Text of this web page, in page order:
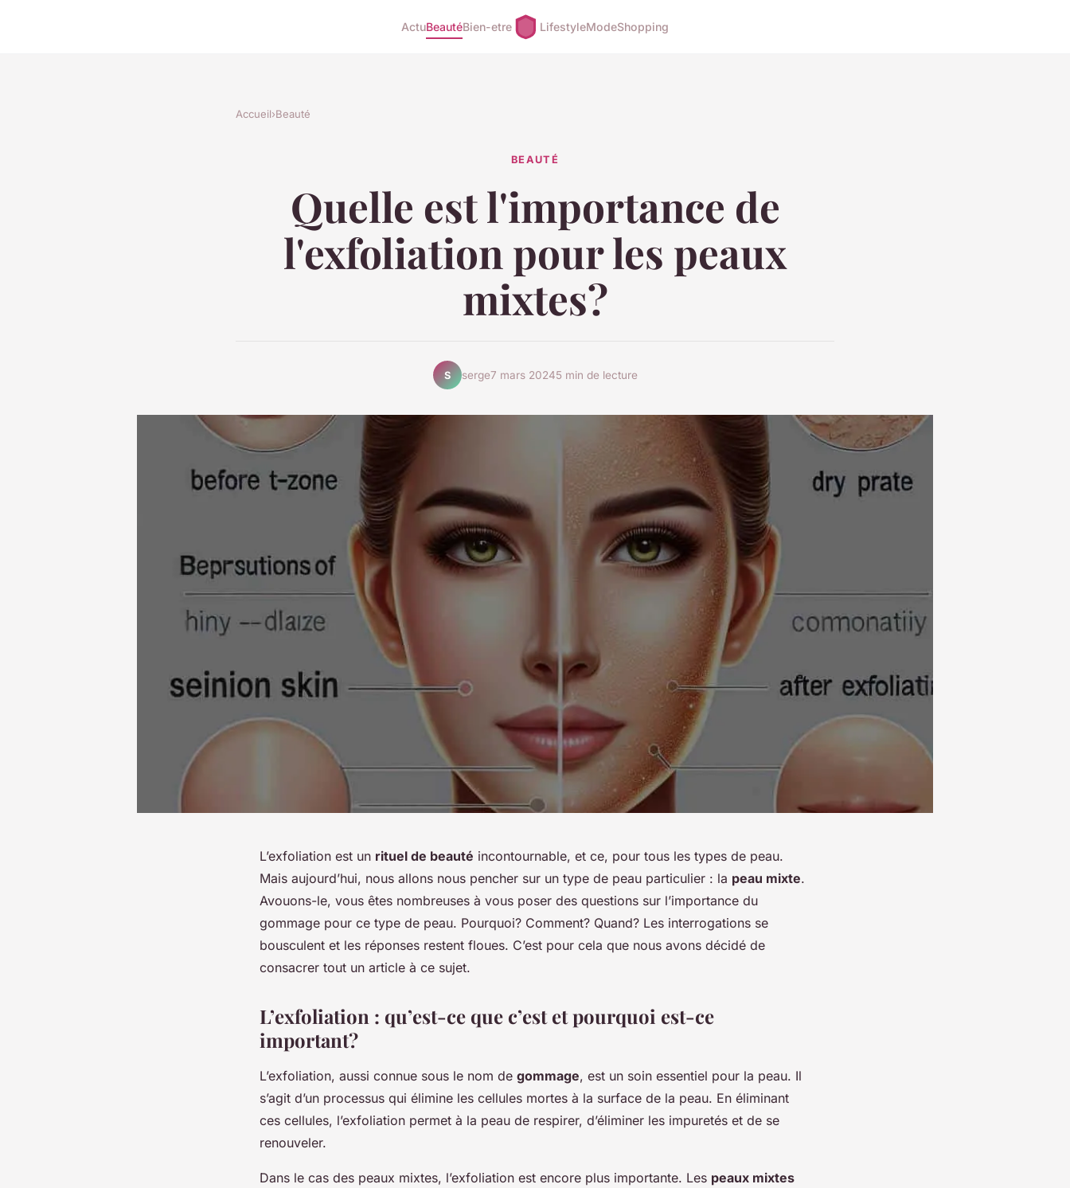
ActuBeautéBien-etre LifestyleModeShopping
Accueil›Beauté
BEAUTÉ
Quelle est l'importance de
l'exfoliation pour les peaux
mixtes?
S serge7 mars 20245 min de lecture
L’exfoliation est un rituel de beauté incontournable, et ce, pour tous les types de peau.
Mais aujourd’hui, nous allons nous pencher sur un type de peau particulier : la peau mixte.
Avouons-le, vous êtes nombreuses à vous poser des questions sur l’importance du
gommage pour ce type de peau. Pourquoi? Comment? Quand? Les interrogations se
bousculent et les réponses restent floues. C’est pour cela que nous avons décidé de
consacrer tout un article à ce sujet.
L’exfoliation : qu’est-ce que c’est et pourquoi est-ce
important?
L’exfoliation, aussi connue sous le nom de gommage, est un soin essentiel pour la peau. Il
s’agit d’un processus qui élimine les cellules mortes à la surface de la peau. En éliminant
ces cellules, l’exfoliation permet à la peau de respirer, d’éliminer les impuretés et de se
renouveler.
Dans le cas des peaux mixtes, l’exfoliation est encore plus importante. Les peaux mixtes